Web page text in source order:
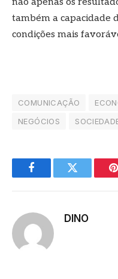
também a capacidade
condições mais
COMUNICAÇÃO
NEGÓCIOS
FacebookTwitter
DINO